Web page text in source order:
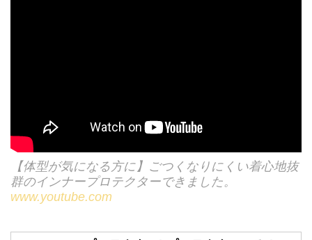
【体型が気になる方に】ごつくなりにくい着心地抜
群のインナープロテクターできました。
www.youtube.com